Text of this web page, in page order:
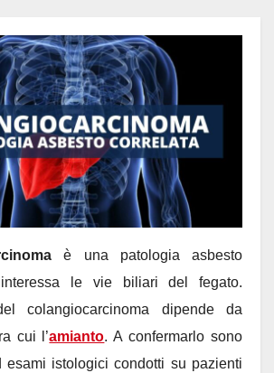
è una patologia asbesto
le vie biliari del fegato.
colangiocarcinoma dipende da
cui l’amianto. A confermarlo sono
esami istologici condotti su pazienti